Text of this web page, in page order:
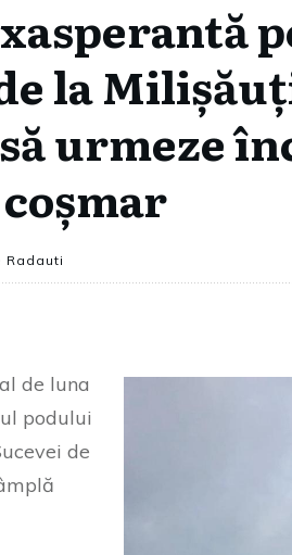
la
urmeze
Radauti
de luna
podului
de